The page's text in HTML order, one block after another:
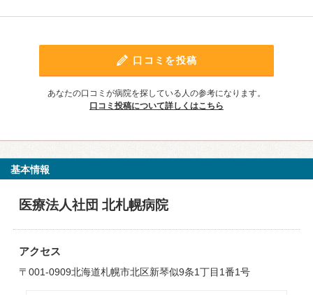
口コミを投稿
あなたの口コミが病院を探している人の参考になります。
口コミ投稿について詳しくはこちら
基本情報
医療法人社団 北札幌病院
アクセス
〒001-0909北海道札幌市北区新琴似9条1丁目1番1号